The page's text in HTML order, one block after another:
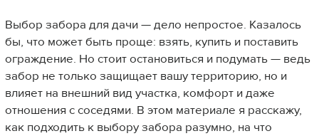
Выбор забора для дачи — дело непростое. Казалось
бы, что может быть проще: взять, купить и поставить
ограждение. Но стоит остановиться и подумать — ведь
забор не только защищает вашу территорию, но и
влияет на внешний вид участка, комфорт и даже
отношения с соседями. В этом материале я расскажу,
как подходить к выбору забора разумно, на что